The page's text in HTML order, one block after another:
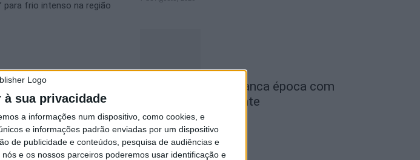
à sua privacidade
a informações num dispositivo, como cookies, e
e informações padrão enviadas por um dispositivo
de publicidade e conteúdos, pesquisa de audiências e
e os nossos parceiros poderemos usar identificação e
para frio intenso na região
Liga 2: Tondela arranca época com
receção ao Amarante
7 de Agosto, 2026